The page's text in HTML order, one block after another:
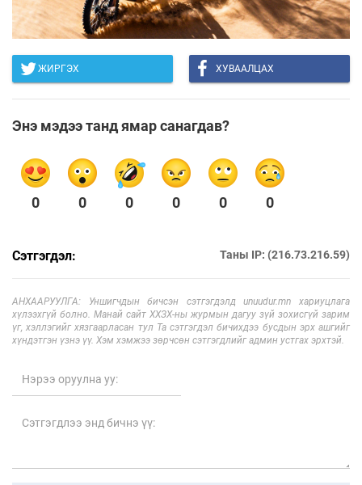
ЖИРГЭХ ХУВААЛЦАХ
Энэ мэдээ танд ямар санагдав?
0 0 0 0 0 0
Сэтгэгдэл: Таны IP: (216.73.216.59)
АНХААРУУЛГА: Уншигчдын бичсэн сэтгэгдэлд unuudur.mn хариуцлага
хүлээхгүй болно. Манай сайт ХХЗХ-ны журмын дагуу зүй зохисгүй зарим
үг, хэллэгийг хязгаарласан тул Та сэтгэгдэл бичихдээ бусдын эрх ашгийг
хүндэтгэн үзнэ үү. Хэм хэмжээ зөрчсөн сэтгэгдлийг админ устгах эрхтэй.